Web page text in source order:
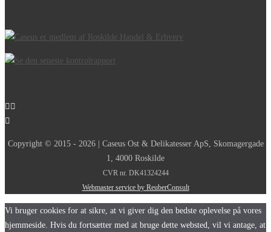
Copyright © 2015 - 2026 | Caseus Ost & Delikatesser ApS, Skomagergade
1, 4000 Roskilde
CVR nr. DK41324244
Webmaster service by ReuberConsult
Vi bruger cookies for at sikre, at vi giver dig den bedste oplevelse på vores
hjemmeside. Hvis du fortsætter med at bruge dette websted, vil vi antage, at